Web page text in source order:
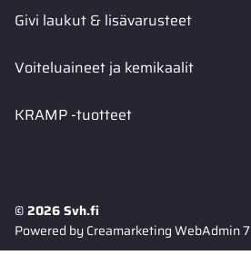
Givi laukut & lisävarusteet
Voiteluaineet ja kemikaalit
KRAMP -tuotteet
© 2026 Svh.fi
Powered byCreamarketing WebAdmin 7